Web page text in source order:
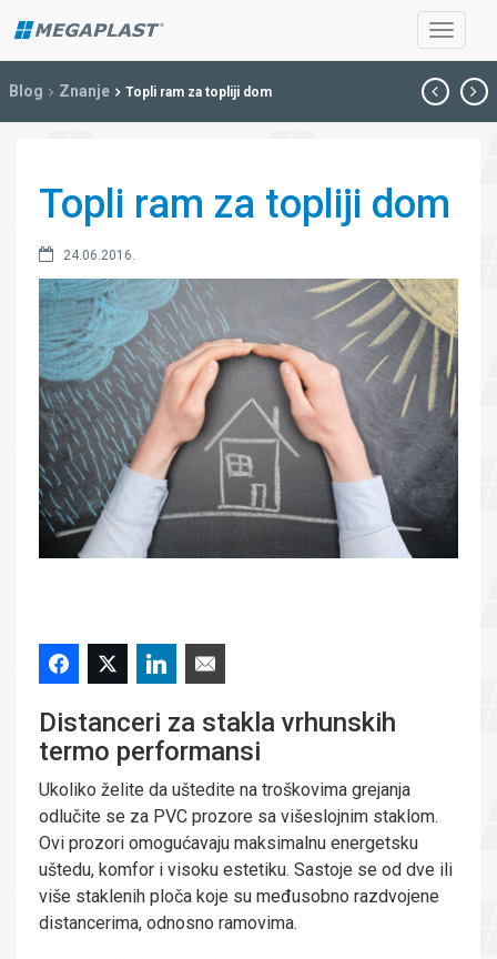
Blog Znanje Topli ram za topliji dom
Topli ram za topliji dom
24.06.2016.
Distanceri za stakla vrhunskih
termo performansi
Ukoliko želite da uštedite na troškovima grejanja
odlučite se za PVC prozore sa višeslojnim staklom.
Ovi prozori omogućavaju maksimalnu energetsku
uštedu, komfor i visoku estetiku. Sastoje se od dve ili
više staklenih ploča koje su međusobno razdvojene
distancerima, odnosno ramovima.